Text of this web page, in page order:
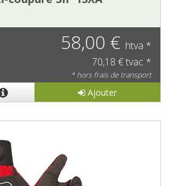
58,00 € htva *
70,18 € tvac *
* hors frais de transport
Ajouter